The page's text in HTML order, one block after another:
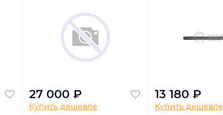
27 000 ₽
Купить дешевле
13 180 ₽
Купить дешевле